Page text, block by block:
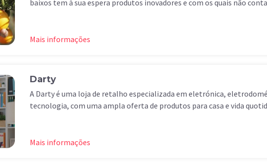
baixos tem à sua espera produtos inovadores e com os quais não
Mais informações
Darty
A Darty é uma loja de retalho especializada em eletrónica,
tecnologia, com uma ampla oferta de produtos para casa e vida
Mais informações